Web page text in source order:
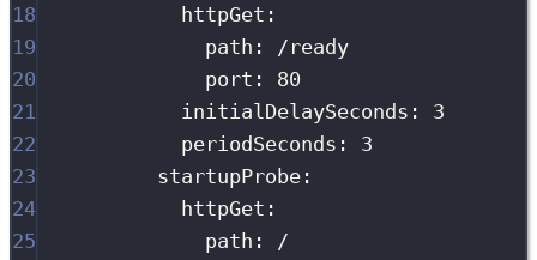
18
httpGet :
19
path :
/ready
20
port :
80
21
initialDelaySeconds :
3
22
periodSeconds :
3
23
startupProbe :
24
httpGet :
25
path :
/